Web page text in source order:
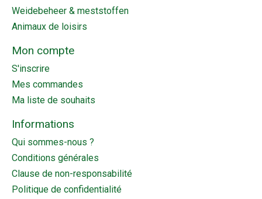
Weidebeheer & meststoffen
Animaux de loisirs
Mon compte
S'inscrire
Mes commandes
Ma liste de souhaits
Informations
Qui sommes-nous ?
Conditions générales
Clause de non-responsabilité
Politique de confidentialité